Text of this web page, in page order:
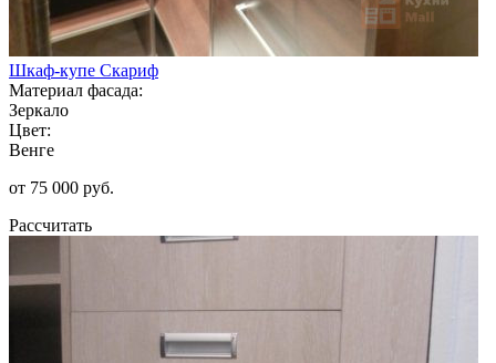
Шкаф-купе Скариф
Материал фасада:
Зеркало
Цвет:
Венге
от 75 000 руб.
Рассчитать